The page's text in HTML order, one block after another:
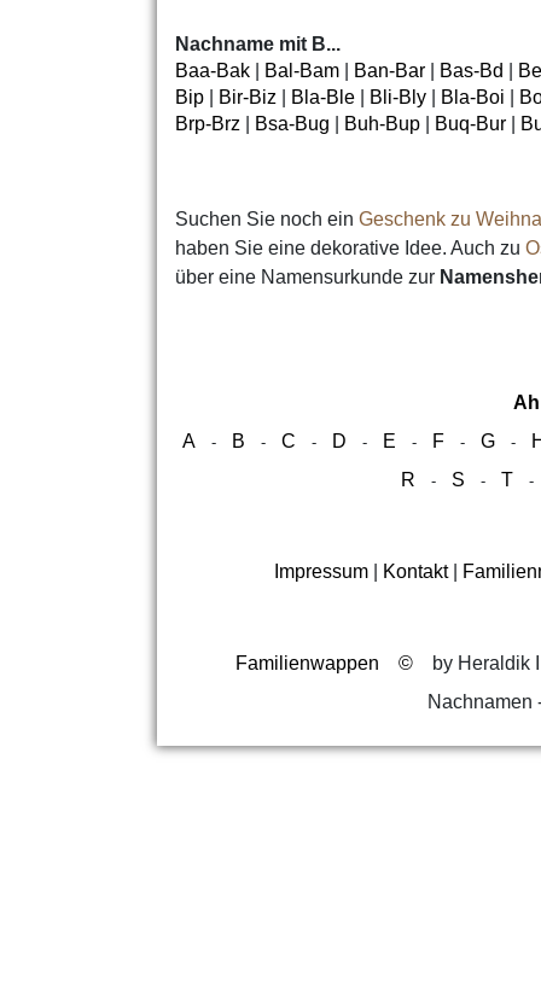
Nachname mit B...
Baa-Bak
Bal-Bam Ban-Bar Bas-Bd
Bip
Bir-Biz Bla-Ble Bli-Bly Bla-Boi
Brp-Brz
Bsa-Bug Buh-Bup Buq-Bur
Suchen Sie noch ein Geschenk zu
haben Sie eine dekorative Idee. Auch zu
über eine Namensurkunde zur
A
- B - C - D - E - F - G -
R
- S - T
Impressum| Kontakt|
Familienwappen © by Heraldik
Nachnamen